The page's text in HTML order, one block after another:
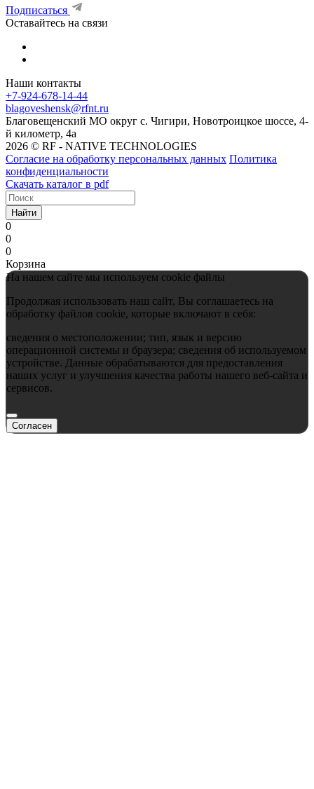
Подписаться
Оставайтесь на связи
Наши контакты
+7-924-678-14-44‬
blagoveshensk@rfnt.ru
Благовещенский МО округ с. Чигири, Новотроицкое шоссе, 4-
й километр, 4а
2026 © RF - NATIVE TECHNOLOGIES
Согласие на обработку персональных данных Политика
конфиденциальности
Скачать каталог в pdf
Найти
0
0
0
Корзина
На нашем сайте мы используем cookie файлы
Продолжая использовать наш сайт, Вы соглашаетесь на
обработку файлов cookie, которые включают в себя:
сведения о местоположении; тип, язык и версию
операционной системы и браузера; сведения об используемом
устройстве. Данные обрабатываются для предоставления
наших услуг и улучшения качества работы нашего веб-сайта и
сервисов.
Согласен